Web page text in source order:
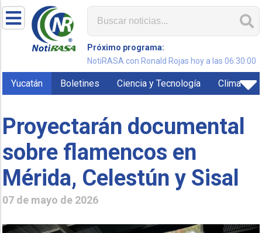
Próximo programa:
NotiRASA con Ronald Rojas hoy a las 06:30:00
Yucatán Boletines Ciencia y Tecnología Clima
Proyectarán documental
sobre flamencos en
Mérida, Celestún y Sisal
07 de mayo de 2026